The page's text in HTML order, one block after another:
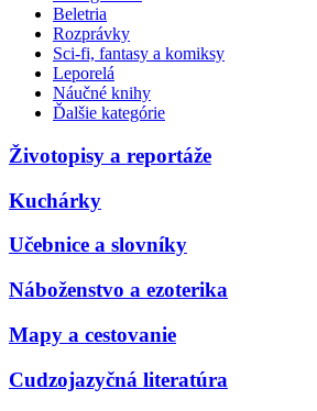
Beletria
Rozprávky
Sci-fi, fantasy a komiksy
Leporelá
Náučné knihy
Ďalšie kategórie
Životopisy a reportáže
Kuchárky
Učebnice a slovníky
Náboženstvo a ezoterika
Mapy a cestovanie
Cudzojazyčná literatúra